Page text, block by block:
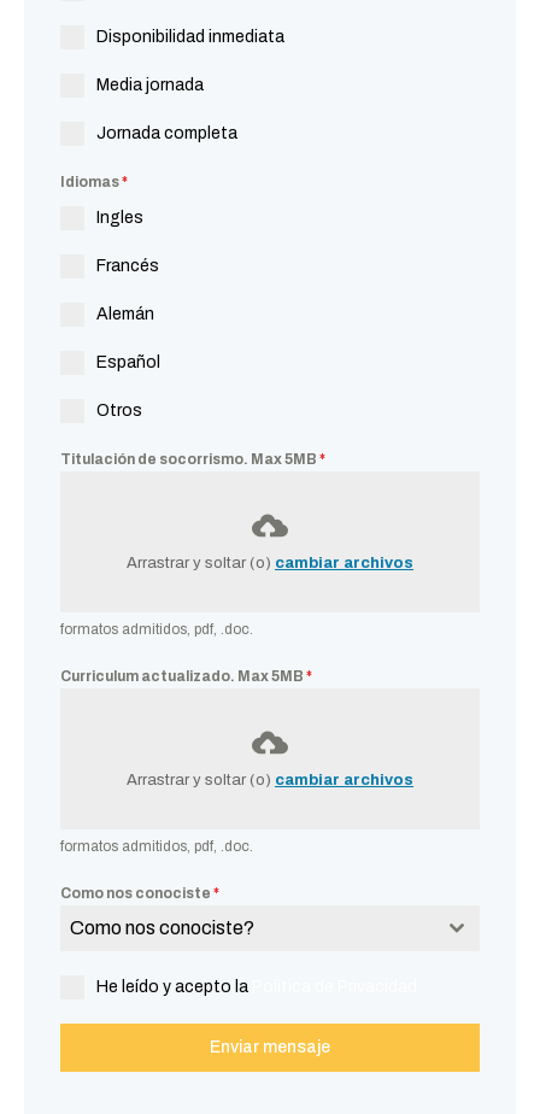
Disponibilidad inmediata
Media jornada
Jornada completa
Idiomas*
Ingles
Francés
Alemán
Español
Otros
Titulación de socorrismo. Max 5MB *
Arrastrar y soltar (o) cambiar archivos
formatos admitidos, pdf, .doc.
Curriculum actualizado. Max 5MB *
Arrastrar y soltar (o) cambiar archivos
formatos admitidos, pdf, .doc.
Como nos conociste *
Como nos conociste?
He leído y acepto la
Enviar mensaje